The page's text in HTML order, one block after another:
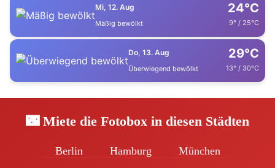
Mi, 12. Aug
Mäßig bewölkt
24°C
9° / 25°C
Do, 13. Aug
Überwiegend bewölkt
29°C
13° / 30°C
🌃 Miete die Fotobox in diesen Städten
Berlin Hamburg
München